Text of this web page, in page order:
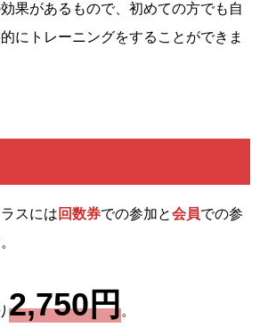
果があるもので、初めての方でも自
にトレーニングをすることができま
スには 回数券での参加と会員での参
2,750円。